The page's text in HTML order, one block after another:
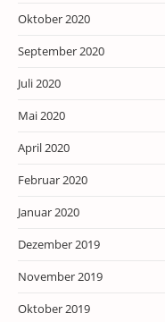
Oktober 2020
September 2020
Juli 2020
Mai 2020
April 2020
Februar 2020
Januar 2020
Dezember 2019
November 2019
Oktober 2019